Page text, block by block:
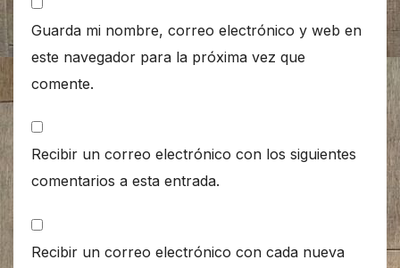
Guarda mi nombre, correo electrónico y web en
este navegador para la próxima vez que
comente.
Recibir un correo electrónico con los siguientes
comentarios a esta entrada.
Recibir un correo electrónico con cada nueva